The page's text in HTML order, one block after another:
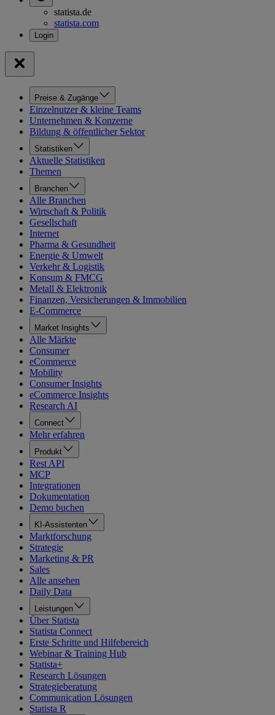
statista.de
statista.com
Preise & Zugänge
Einzelnutzer & kleine Teams
Unternehmen & Konzerne
Bildung & öffentlicher Sektor
Statistiken
Aktuelle Statistiken
Themen
Branchen
Alle Branchen
Wirtschaft & Politik
Gesellschaft
Internet
Pharma & Gesundheit
Energie & Umwelt
Verkehr & Logistik
Konsum & FMCG
Metall & Elektronik
Finanzen, Versicherungen & Immobilien
E-Commerce
Market Insights
Alle Märkte
Consumer
eCommerce
Mobility
Consumer Insights
eCommerce Insights
Research AI
Connect
Mehr erfahren
Produkt
Rest API
MCP
Integrationen
Dokumentation
Demo buchen
KI-Assistenten
Marktforschung
Strategie
Marketing & PR
Sales
Alle ansehen
Daily Data
Leistungen
Über Statista
Statista Connect
Erste Schritte und Hilfebereich
Webinar & Training Hub
Statista+
Research Lösungen
Strategieberatung
Communication Lösungen
Statista R